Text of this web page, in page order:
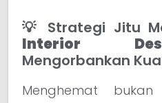
💡 Strategi Jitu
Interior
Mengorbankan
Menghemat